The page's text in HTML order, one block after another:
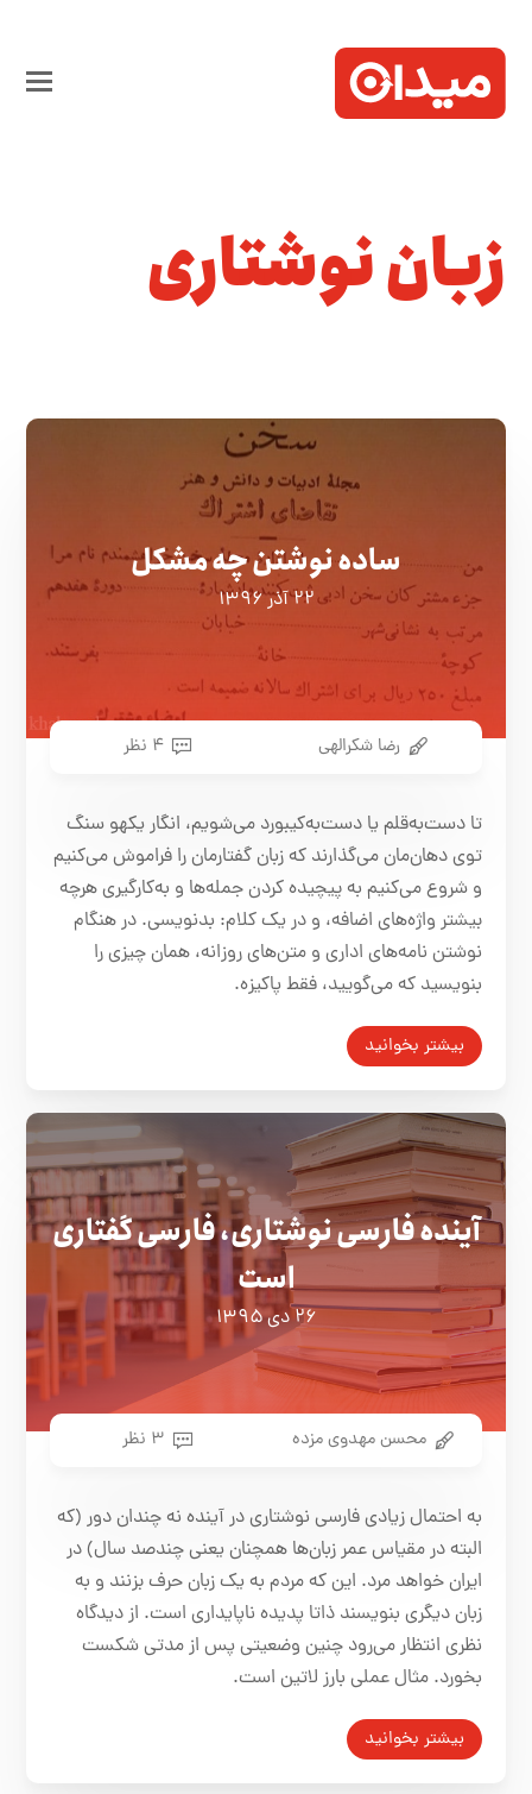
زبان نوشتاری
ساده نوشتن چه مشکل
۲۲ آذر ۱۳۹۶
رضا شکرالهی ۴ نظر
تا دست‌به‌قلم یا دست‌به‌کیبورد می‌شویم، انگار یکهو سنگ
توی دهان‌مان می‌گذارند که زبان گفتارمان را فراموش می‌کنیم
و شروع می‌کنیم به پیچیده کردن جمله‌ها و به‌کارگیری هرچه
بیشتر واژه‌های اضافه، و در یک کلام: بدنویسی. در هنگام
نوشتن نامه‌های اداری و متن‌های روزانه، همان چیزی را
بنویسید که می‌گویید، فقط پاکیزه.
بیشتر بخوانید
آینده فارسی نوشتاری، فارسی گفتاری
است
۲۶ دی ۱۳۹۵
محسن مهدوی مزده ۳ نظر
به احتمال زیادی فارسی نوشتاری در آینده نه چندان دور (که
البته در مقیاس عمر زبان‌ها همچنان یعنی چندصد سال) در
ایران خواهد مرد. این که مردم به یک زبان حرف بزنند و به
زبان دیگری بنویسند ذاتا پدیده ناپایداری است. از دیدگاه
نظری انتظار می‌رود چنین وضعیتی پس از مدتی شکست
بخورد. مثال عملی بارز لاتین است.
بیشتر بخوانید